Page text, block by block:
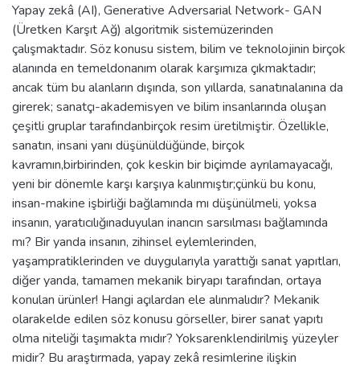
Yapay zekâ (AI), Generative Adversarial Network- GAN
(Üretken Karşıt Ağ) algoritmik sistemüzerinden
çalışmaktadır. Söz konusu sistem, bilim ve teknolojinin birçok
alanında en temeldonanım olarak karşımıza çıkmaktadır;
ancak tüm bu alanların dışında, son yıllarda, sanatınalanına da
girerek; sanatçı-akademisyen ve bilim insanlarında oluşan
çeşitli gruplar tarafındanbirçok resim üretilmiştir. Özellikle,
sanatın, insani yanı düşünüldüğünde, birçok
kavramın,birbirinden, çok keskin bir biçimde ayrılamayacağı,
yeni bir dönemle karşı karşıya kalınmıştır;çünkü bu konu,
insan-makine işbirliği bağlamında mı düşünülmeli, yoksa
insanın, yaratıcılığınaduyulan inancın sarsılması bağlamında
mı? Bir yanda insanın, zihinsel eylemlerinden,
yaşampratiklerinden ve duygularıyla yarattığı sanat yapıtları,
diğer yanda, tamamen mekanik biryapı tarafından, ortaya
konulan ürünler! Hangi açılardan ele alınmalıdır? Mekanik
olarakelde edilen söz konusu görseller, birer sanat yapıtı
olma niteliği taşımakta mıdır? Yoksarenklendirilmiş yüzeyler
midir? Bu araştırmada, yapay zekâ resimlerine ilişkin